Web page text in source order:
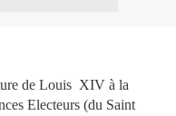
de Louis XIV à la
Electeurs (du Saint